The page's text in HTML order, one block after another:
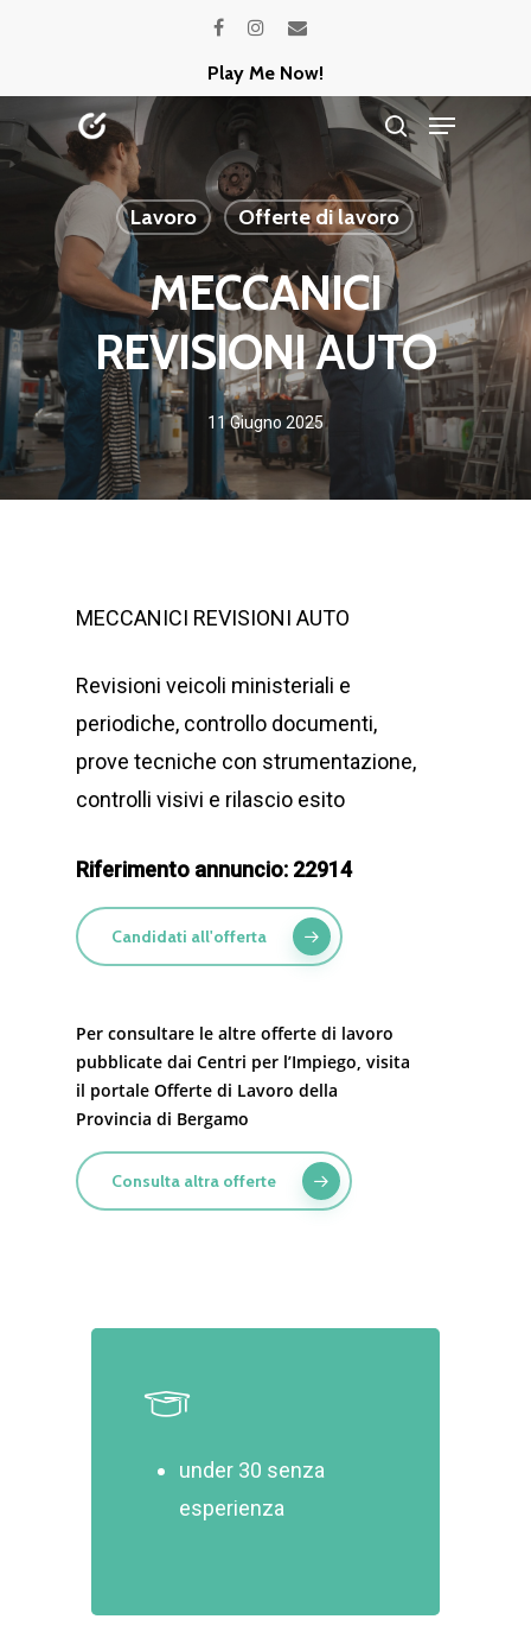
main
content
facebookinstagram
email
Play Me Now!
search
Menu
Lavoro Offerte di lavoro
MECCANICI
REVISIONI AUTO
11 Giugno 2025
MECCANICI REVISIONI AUTO
Revisioni veicoli ministeriali e
periodiche, controllo documenti,
prove tecniche con strumentazione,
controlli visivi e rilascio esito
Riferimento annuncio: 22914
Candidati all'offerta
Per consultare le altre offerte di lavoro
pubblicate dai Centri per l’Impiego, visita
il portale Offerte di Lavoro della
Provincia di Bergamo
Consulta altra offerte
under 30 senza
esperienza
Menu